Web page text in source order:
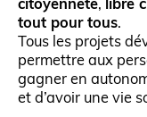
citoyenneté, libre
tout pour tous.
Tous les projets
permettre aux
gagner en
et d’avoir une vie